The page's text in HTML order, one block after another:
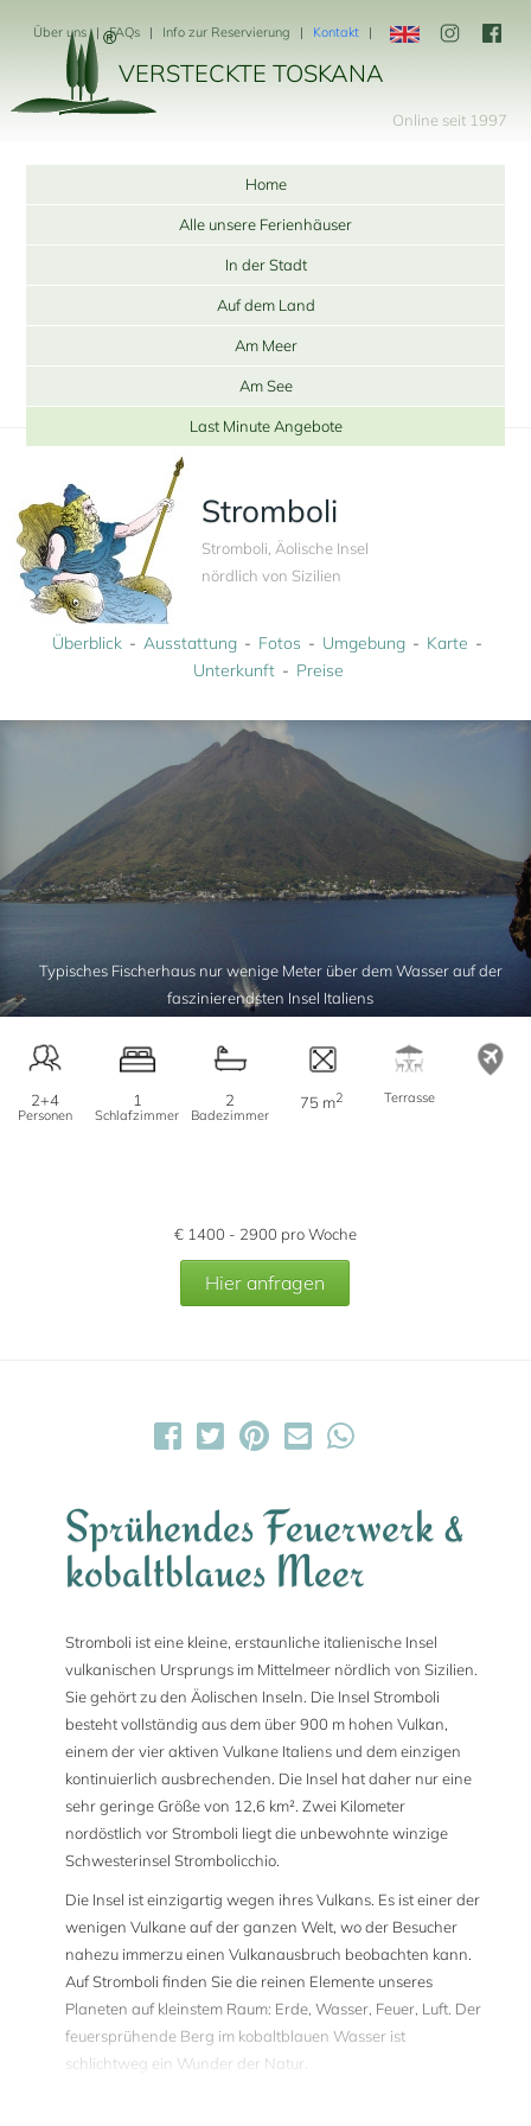
VERSTECKTE TOSKANA
Über uns FAQs Info zur Reservierung Kontakt
Online seit 1997
Home
Alle unsere Ferienhäuser
In der Stadt
Auf dem Land
Am Meer
Am See
Last Minute Angebote
Stromboli
Stromboli, Äolische Insel
nördlich von Sizilien
Überblick Ausstattung Fotos Umgebung
Karte
Unterkunft
Preise
Typisches Fischerhaus nur wenige Meter über dem Wasser auf der
faszinierendsten Insel Italiens
2+4
Personen
1
Schlafzimmer
2
Badezimmer
75 m2 Terrasse
€ 1400 - 2900 pro Woche
Hier anfragen
Sprühendes Feuerwerk &
kobaltblaues Meer
Stromboli ist eine kleine, erstaunliche italienische Insel
vulkanischen Ursprungs im Mittelmeer nördlich von Sizilien.
Sie gehört zu den Äolischen Inseln. Die Insel Stromboli
besteht vollständig aus dem über 900 m hohen Vulkan,
einem der vier aktiven Vulkane Italiens und dem einzigen
kontinuierlich ausbrechenden. Die Insel hat daher nur eine
sehr geringe Größe von 12,6 km². Zwei Kilometer
nordöstlich vor Stromboli liegt die unbewohnte winzige
Schwesterinsel Strombolicchio.
Die Insel ist einzigartig wegen ihres Vulkans. Es ist einer der
wenigen Vulkane auf der ganzen Welt, wo der Besucher
nahezu immerzu einen Vulkanausbruch beobachten kann.
Auf Stromboli finden Sie die reinen Elemente unseres
Planeten auf kleinstem Raum: Erde, Wasser, Feuer, Luft. Der
feuersprühende Berg im kobaltblauen Wasser ist
schlichtweg ein Wunder der Natur.